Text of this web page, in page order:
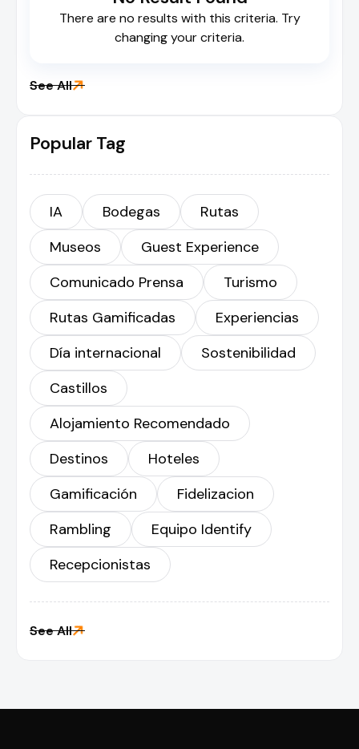
There are no results with this criteria. Try
changing your criteria.
See All
Popular Tag
IA Bodegas
Rutas
Museos
Guest Experience
Comunicado Prensa
Turismo
Rutas Gamificadas
Experiencias
Día internacional
Sostenibilidad
Castillos
Alojamiento Recomendado
Destinos
Hoteles
Gamificación
Fidelizacion
Rambling
Equipo Identify
Recepcionistas
See All